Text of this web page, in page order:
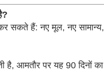
सकते हैं: नए मूल, नए
है, आमतौर पर यह 90 दिनों